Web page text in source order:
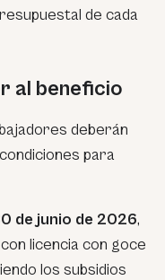
de cada
al beneficio
deberán
para
de junio de 2026,
licencia con goce
los subsidios